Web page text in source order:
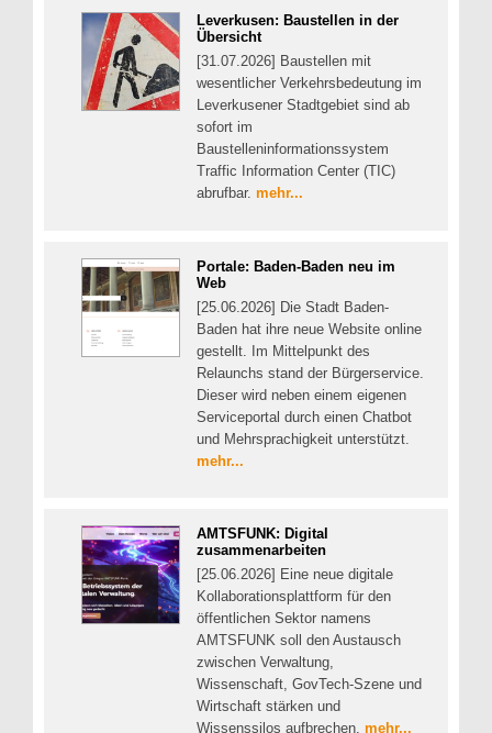
Leverkusen: Baustellen in der
Übersicht
[31.07.2026] Baustellen mit
wesentlicher Verkehrsbedeutung im
Leverkusener Stadtgebiet sind ab
sofort im
Baustelleninformationssystem
Traffic Information Center (TIC)
abrufbar. mehr...
Portale: Baden-Baden neu im
Web
[25.06.2026] Die Stadt Baden-
Baden hat ihre neue Website online
gestellt. Im Mittelpunkt des
Relaunchs stand der Bürgerservice.
Dieser wird neben einem eigenen
Serviceportal durch einen Chatbot
und Mehrsprachigkeit unterstützt.
mehr...
AMTSFUNK: Digital
zusammenarbeiten
[25.06.2026] Eine neue digitale
Kollaborationsplattform für den
öffentlichen Sektor namens
AMTSFUNK soll den Austausch
zwischen Verwaltung,
Wissenschaft, GovTech-Szene und
Wirtschaft stärken und
Wissenssilos aufbrechen. mehr...